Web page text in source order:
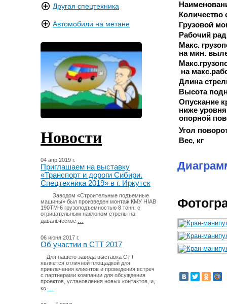
Другая спецтехника
Автомобили на метане
Новости
04 апр 2019 г.
Приглашаем на выставку
«Транспорт и дороги Сибири.
Спецтехника 2019» в г. Иркутск
Заводом «Строительные подъемные
машины» был произведен монтаж КМУ HIAB
190TM-6 грузоподъемностью 8 тонн, с
отрицательным наклоном стрелы на
давальческое ...
06 июня 2017 г.
Об участии в СТТ 2017
Для нашего завода выставка СТТ
является отличной площадкой для
привлечения клиентов и проведения встреч
с партнерами компании для обсуждения
проектов, установления новых контактов, и,
ко ...
Количество
Грузовой
Рабочий
Макс.
на мин.
на
Длина
Высота
Опускание
ниже уровня
опорной
Угол
Вес, кг